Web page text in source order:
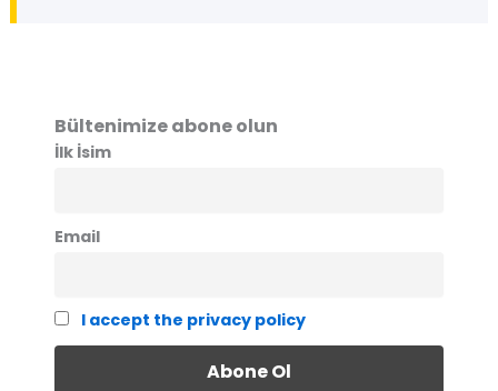
Bültenimize abone olun
İlk İsim
Email
I accept the privacy policy